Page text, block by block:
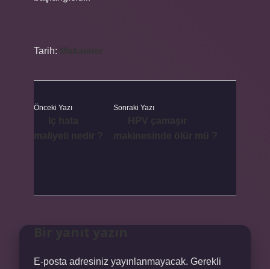
Tarih:
Önceki Yazı Sonraki Yazı
E-posta adresiniz yayınlanmayacak. Gerekli